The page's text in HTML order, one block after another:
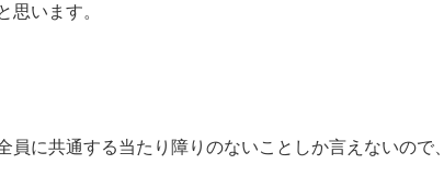
思います。
員に共通する当たり障りのないことしか言えないので、